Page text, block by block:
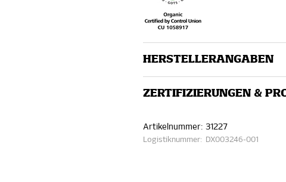
HERSTELLERANGABEN
ZERTIFIZIERUNGEN &
Artikelnummer: 31227
Logistiknummer: DX003246-001